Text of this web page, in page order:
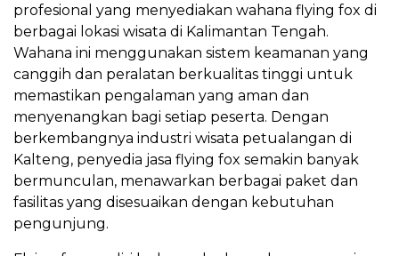
profesional yang menyediakan wahana flying fox di
berbagai lokasi wisata di Kalimantan Tengah.
Wahana ini menggunakan sistem keamanan yang
canggih dan peralatan berkualitas tinggi untuk
memastikan pengalaman yang aman dan
menyenangkan bagi setiap peserta. Dengan
berkembangnya industri wisata petualangan di
Kalteng, penyedia jasa flying fox semakin banyak
bermunculan, menawarkan berbagai paket dan
fasilitas yang disesuaikan dengan kebutuhan
pengunjung.